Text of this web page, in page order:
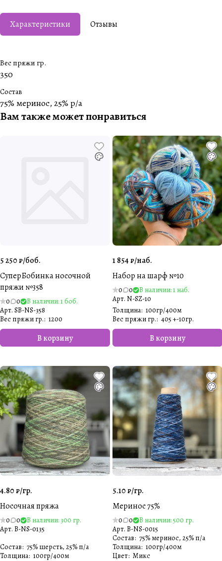
Характеристики Отзывы
Вес пряжи гр.
350
Состав
75% меринос, 25% p/a
Вам также может понравиться
5 250 ₽/боб.
СуперБобинка носочной
пряжи №358
0 0
В наличии: 1 боб.
Арт. SB-NS-358
В корзину
Вес пряжи гр.: 1200
1 854 ₽/наб.
Набор на шарф №10
0 0
В наличии: 1 наб.
Арт. N-SZ-10
В корзину
Толщина: 100гр/400м
Вес пряжи гр.: 405 +-10гр.
4.80 ₽/гр.
Носочная пряжа
0 0
В наличии: 300 гр.
Арт. B-NS-0135
Состав: 75% шерсть, 25% п/а
Толщина: 100гр/400м
5.10 ₽/гр.
Меринос 75%
0 0
В наличии: 500 гр.
Арт. B-NS-0015
Состав: 75% меринос, 25% п/а
Толщина: 100гр/400м
Цвет: Микс